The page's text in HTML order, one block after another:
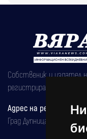
Собственик и издател
регистрирана на
Адрес на редакцията
Град Дупница, ул.''Христо